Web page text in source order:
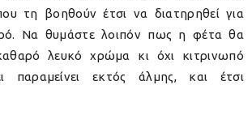
τη βοηθούν έτσι να διατηρηθεί για
Να θυμάστε λοιπόν πως η φέτα θα
λευκό χρώμα κι όχι κιτρινωπό
παραμείνει εκτός άλμης, και έτσι